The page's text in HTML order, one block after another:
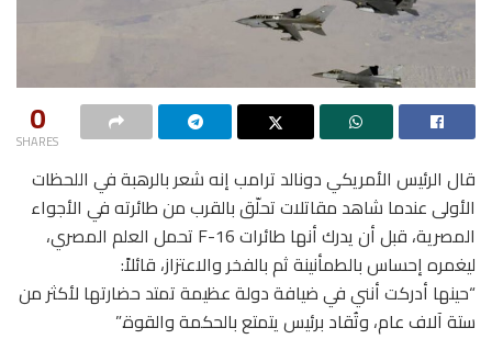
0
SHARES
قال الرئيس الأمريكي دونالد ترامب إنه شعر بالرهبة في اللحظات
الأولى عندما شاهد مقاتلات تحلّق بالقرب من طائرته في الأجواء
المصرية، قبل أن يدرك أنها طائرات F-16 تحمل العلم المصري،
ليغمره إحساس بالطمأنينة ثم بالفخر والاعتزاز، قائلاً:
“حينها أدركت أنني في ضيافة دولة عظيمة تمتد حضارتها لأكثر من
ستة آلاف عام، وتُقاد برئيس يتمتع بالحكمة والقوة.”